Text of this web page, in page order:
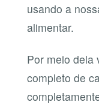
usando a
alimentar.
Por meio dela
completo de